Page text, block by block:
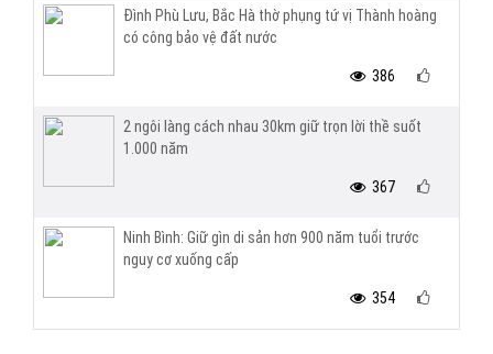
Đình Phù Lưu, Bắc Hà thờ phụng tứ vị Thành hoàng
có công bảo vệ đất nước
386
2 ngôi làng cách nhau 30km giữ trọn lời thề suốt
1.000 năm
367
Ninh Bình: Giữ gìn di sản hơn 900 năm tuổi trước
nguy cơ xuống cấp
354